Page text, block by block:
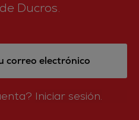
Ducros.
correo electrónico
Iniciar sesión.